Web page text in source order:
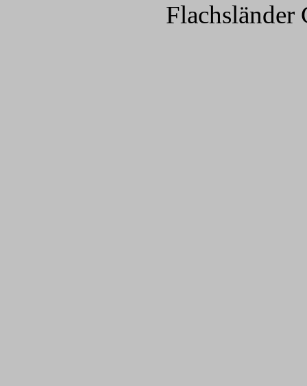
Flachsländer